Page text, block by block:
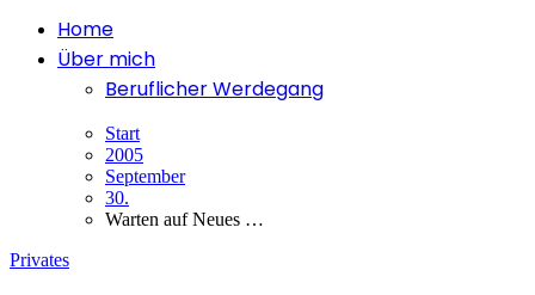
Home
Über mich
Beruflicher Werdegang
Start
2005
September
30.
Warten auf Neues …
Privates